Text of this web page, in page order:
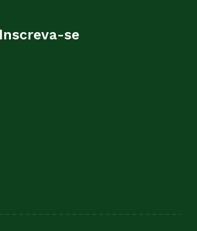
Inscreva-se